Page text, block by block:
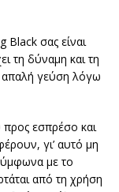
Black σας είναι
τη δύναμη και τη
απαλή γεύση λόγω
προς εσπρέσο και
γι’ αυτό μη
με το
από τη χρήση